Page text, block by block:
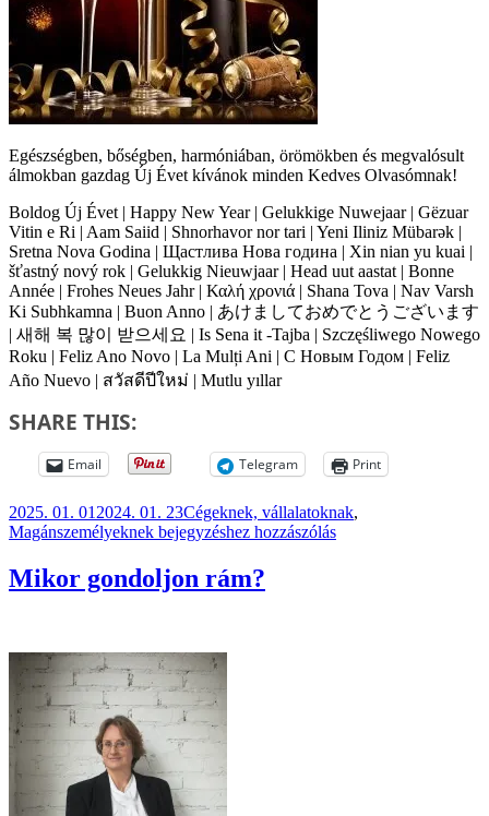
Egészségben, bőségben, harmóniában, örömökben és megvalósult
álmokban gazdag Új Évet kívánok minden Kedves Olvasómnak!
Boldog Új Évet | Happy New Year | Gelukkige Nuwejaar | Gëzuar
Vitin e Ri | Aam Saiid | Shnorhavor nor tari | Yeni Iliniz Mübarək |
Sretna Nova Godina | Щастлива Нова година | Xin nian yu kuai |
šťastný nový rok | Gelukkig Nieuwjaar | Head uut aastat | Bonne
Année | Frohes Neues Jahr | Καλή χρονιά | Shana Tova | Nav Varsh
Ki Subhkamna | Buon Anno | あけましておめでとうございます
| 새해 복 많이 받으세요 | Is Sena it -Tajba | Szczęśliwego Nowego
Roku | Feliz Ano Novo | La Mulți Ani | С Новым Годом | Feliz
Año Nuevo | สวัสดีปีใหม่ | Mutlu yıllar
SHARE THIS:
Email Telegram Print
Közzétéve
2025. 01. 01 2024. 01. 23Kategória
Cégeknek, vállalatoknak,
MagánszemélyeknekBÚÉK!
bejegyzéshez hozzászólás
Mikor gondoljon rám?